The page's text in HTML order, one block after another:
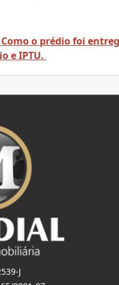
Como o prédio foi
e IPTU.
J